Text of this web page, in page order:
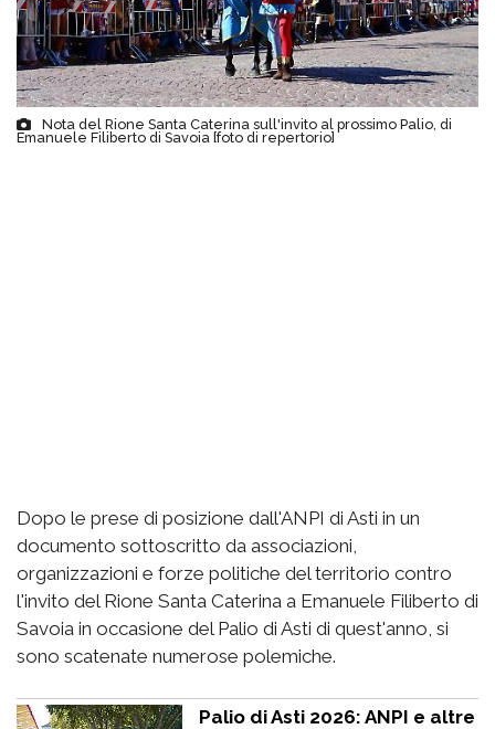
Nota del Rione Santa Caterina sull'invito al prossimo Palio, di
Emanuele Filiberto di Savoia [foto di repertorio]
Dopo le prese di posizione dall'ANPI di Asti in un
documento sottoscritto da associazioni,
organizzazioni e forze politiche del territorio contro
l'invito del Rione Santa Caterina a Emanuele Filiberto di
Savoia in occasione del Palio di Asti di quest'anno, si
sono scatenate numerose polemiche.
Palio di Asti 2026: ANPI e altre